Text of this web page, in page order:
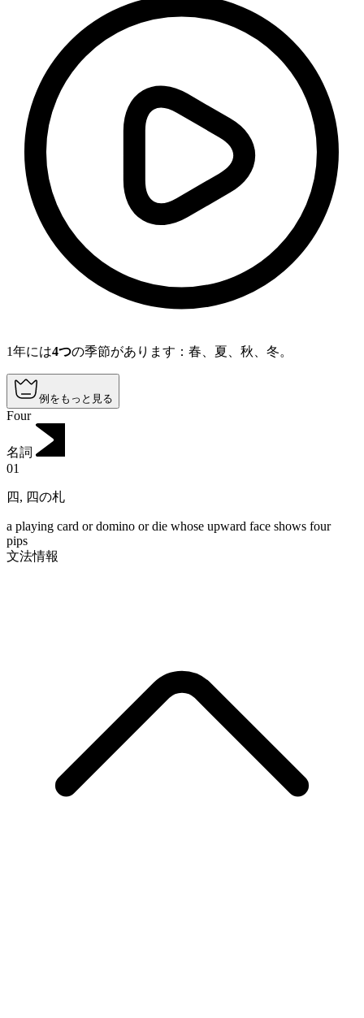
1年には4つの季節があります：春、夏、秋、冬。
例をもっと見る
Four
名詞
01
四, 四の札
a playing card or domino or die whose upward face shows four
pips
文法情報